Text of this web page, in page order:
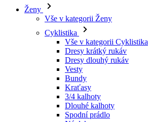
Ženy
Vše v kategorii Ženy
Cyklistika
Vše v kategorii Cyklistika
Dresy krátký rukáv
Dresy dlouhý rukáv
Vesty
Bundy
Kraťasy
3/4 kalhoty
Dlouhé kalhoty
Spodní prádlo